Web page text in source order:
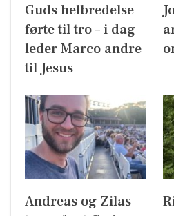
Guds helbredelse
førte til tro – i dag
leder Marco andre
til Jesus
Andreas og Zilas